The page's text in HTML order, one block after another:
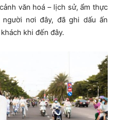
văn hoá – lịch sử, ẩm thực
nơi đây, đã ghi dấu ấn
khi đến đây.